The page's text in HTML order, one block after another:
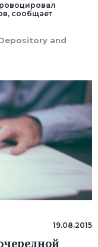
сообщает
and
19.08.2015